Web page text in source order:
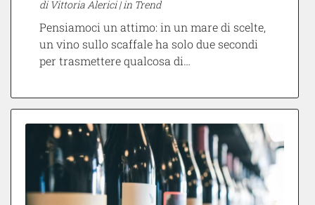
di Vittoria Alerici |in Trend
Pensiamoci un attimo: in un mare di scelte,
un vino sullo scaffale ha solo due secondi
per trasmettere qualcosa di…